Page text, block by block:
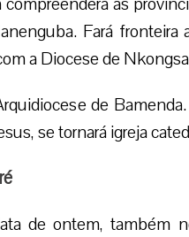
Fará
a Diocese de
de
se tornará igreja
de ontem, também